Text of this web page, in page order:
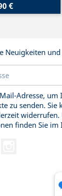
€
Neuigkeiten
Adresse,
zu senden. Sie
widerrufen.
finden Sie im